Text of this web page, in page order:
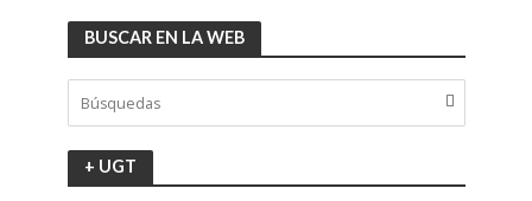
BUSCAR EN LA WEB
+ UGT